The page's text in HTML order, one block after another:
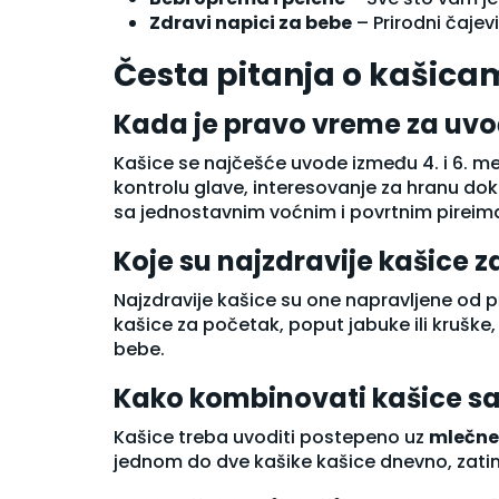
Sapun
Sprej za telo
Stikovi i roll-on
Strije i celulit
Ulje za kupanje
Ulje za telo
Nega usana
Nega za muškarce
Oralna higijena
Paste za zube
Rastvori za ispiranje usta
Stanje kože
Akne
Crvenilo (Rozacea)
Dermatološki tretmani
Dermatoze
Ekcemi
Hiperpigmentacija
Zdravi napici za bebe – Prirodni
Česta pitanja o
Kada je pravo vreme za
Kašice se najčešće uvode između 4. i 6.
kontrolu glave, interesovanje za hranu
sa jednostavnim voćnim i povrtnim
Koje su najzdravije kašice
Najzdravije kašice su one napravljene od
kašice za početak, poput jabuke ili
bebe.
Kako kombinovati kašice
Kašice treba uvoditi postepeno uz
jednom do dve kašike kašice dnevno,